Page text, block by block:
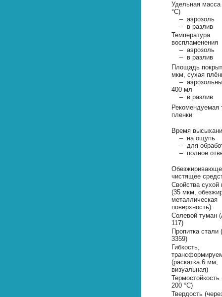
Удельная масса
°C)
– аэрозоль
– в разлив
Температура
воспламенения
– аэрозоль
– в разлив
Площадь
мкм, сухая
–
400 мл
– в разлив
Рекомендуемая
пленки
Время
– на ощупь
– для
– полное
чистящее
Свойства сухой
(35 мкм,
металлическая
поверхность):
Солевой туман
117)
Пропитка стали
3359)
Гибкость,
(раскатка 6 мм,
визуальная)
Термостойкость
200 °C)
Твердость